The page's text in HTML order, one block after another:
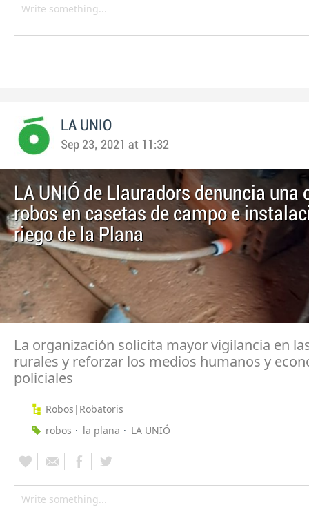
LA UNIO
Sep 23, 2021 at 11:32
LA UNIÓ de Llauradors denuncia una
robos en casetas de campo e
riego de la Plana
La organización solicita mayor vigilancia en
rurales y reforzar los medios humanos y
policiales
Robos|Robatoris
robos
la plana LA UNIÓ